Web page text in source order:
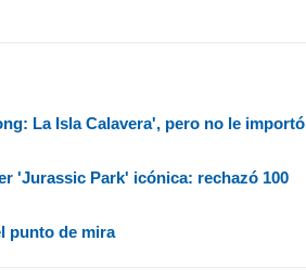
La Isla Calavera', pero no le importó
'Jurassic Park' icónica: rechazó 100
punto de mira